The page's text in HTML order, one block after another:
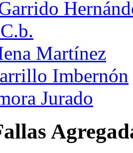
Martínez
Imbernón
Jurado